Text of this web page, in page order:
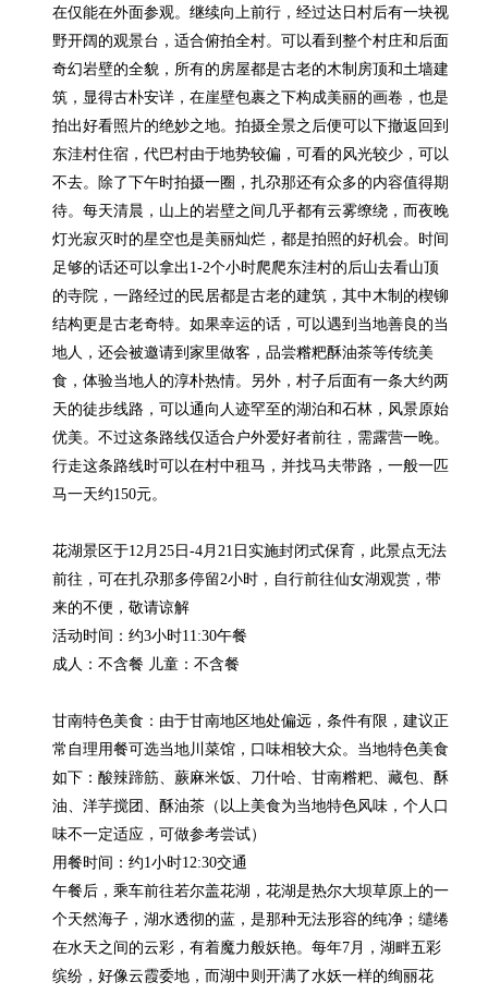
在仅能在外面参观。继续向上前行，经过达日村后有一块视
野开阔的观景台，适合俯拍全村。可以看到整个村庄和后面
奇幻岩壁的全貌，所有的房屋都是古老的木制房顶和土墙建
筑，显得古朴安详，在崖壁包裹之下构成美丽的画卷，也是
拍出好看照片的绝妙之地。拍摄全景之后便可以下撤返回到
东洼村住宿，代巴村由于地势较偏，可看的风光较少，可以
不去。除了下午时拍摄一圈，扎尕那还有众多的内容值得期
待。每天清晨，山上的岩壁之间几乎都有云雾缭绕，而夜晚
灯光寂灭时的星空也是美丽灿烂，都是拍照的好机会。时间
足够的话还可以拿出1-2个小时爬爬东洼村的后山去看山顶
的寺院，一路经过的民居都是古老的建筑，其中木制的楔铆
结构更是古老奇特。如果幸运的话，可以遇到当地善良的当
地人，还会被邀请到家里做客，品尝糌粑酥油茶等传统美
食，体验当地人的淳朴热情。另外，村子后面有一条大约两
天的徒步线路，可以通向人迹罕至的湖泊和石林，风景原始
优美。不过这条路线仅适合户外爱好者前往，需露营一晚。
行走这条路线时可以在村中租马，并找马夫带路，一般一匹
马一天约150元。
花湖景区于12月25日-4月21日实施封闭式保育，此景点无法
前往，可在扎尕那多停留2小时，自行前往仙女湖观赏，带
来的不便，敬请谅解
活动时间：约3小时11:30午餐
成人：不含餐 儿童：不含餐
甘南特色美食：由于甘南地区地处偏远，条件有限，建议正
常自理用餐可选当地川菜馆，口味相较大众。当地特色美食
如下：酸辣蹄筋、蕨麻米饭、刀什哈、甘南糌粑、藏包、酥
油、洋芋搅团、酥油茶（以上美食为当地特色风味，个人口
味不一定适应，可做参考尝试）
用餐时间：约1小时12:30交通
午餐后，乘车前往若尔盖花湖，花湖是热尔大坝草原上的一
个天然海子，湖水透彻的蓝，是那种无法形容的纯净；缱绻
在水天之间的云彩，有着魔力般妖艳。每年7月，湖畔五彩
缤纷，好像云霞委地，而湖中则开满了水妖一样的绚丽花